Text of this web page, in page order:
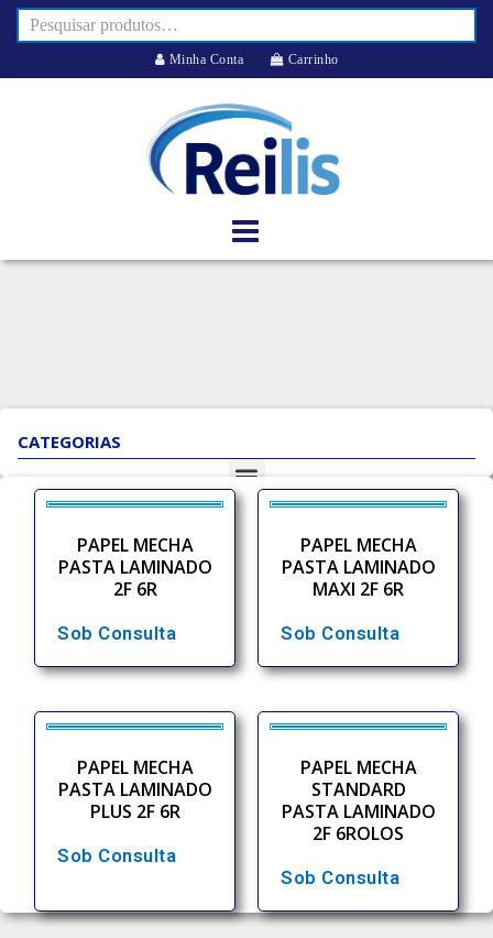
Minha Conta Carrinho
CATEGORIAS
PAPEL MECHA
PASTA LAMINADO
2F 6R
Sob Consulta
PAPEL MECHA
PASTA LAMINADO
MAXI 2F 6R
Sob Consulta
PAPEL MECHA
PASTA LAMINADO
PLUS 2F 6R
Sob Consulta
PAPEL MECHA
STANDARD
PASTA LAMINADO
2F 6ROLOS
Sob Consulta